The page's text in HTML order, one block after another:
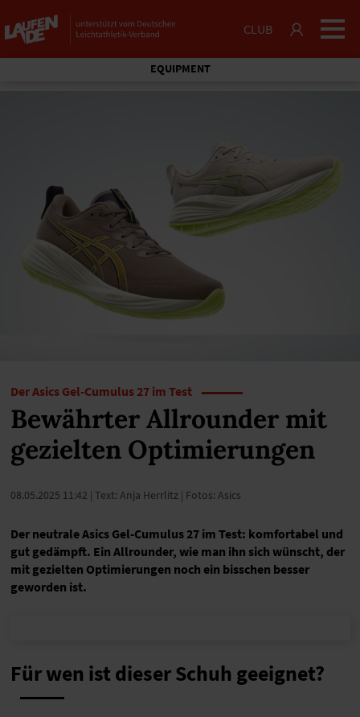
CLUB
EQUIPMENT
Der Asics Gel-Cumulus 27 im Test
Bewährter Allrounder mit
gezielten Optimierungen
08.05.2025 11:42 | Text: Anja Herrlitz | Fotos: Asics
Der neutrale Asics Gel-Cumulus 27 im Test: komfortabel und
gut gedämpft. Ein Allrounder, wie man ihn sich wünscht, der
mit gezielten Optimierungen noch ein bisschen besser
geworden ist.
Für wen ist dieser Schuh geeignet?